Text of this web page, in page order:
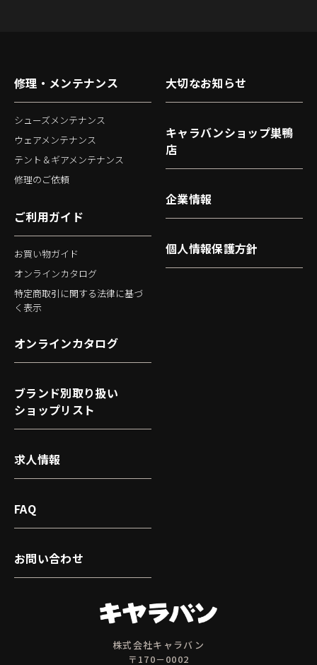
株式会社キャラバン
〒170－0002
修理・メンテナンス
シューズメンテナンス
ウェアメンテナンス
テント＆ギアメンテナンス
修理のご依頼
ご利用ガイド
お買い物ガイド
オンラインカタログ
特定商取引に関する法律に基づ
く表示
大切なお知らせ
キャラバンショップ巣鴨
店
企業情報
個人情報保護方針
オンラインカタログ
ブランド別取り扱い
ショップリスト
求人情報
FAQ
お問い合わせ